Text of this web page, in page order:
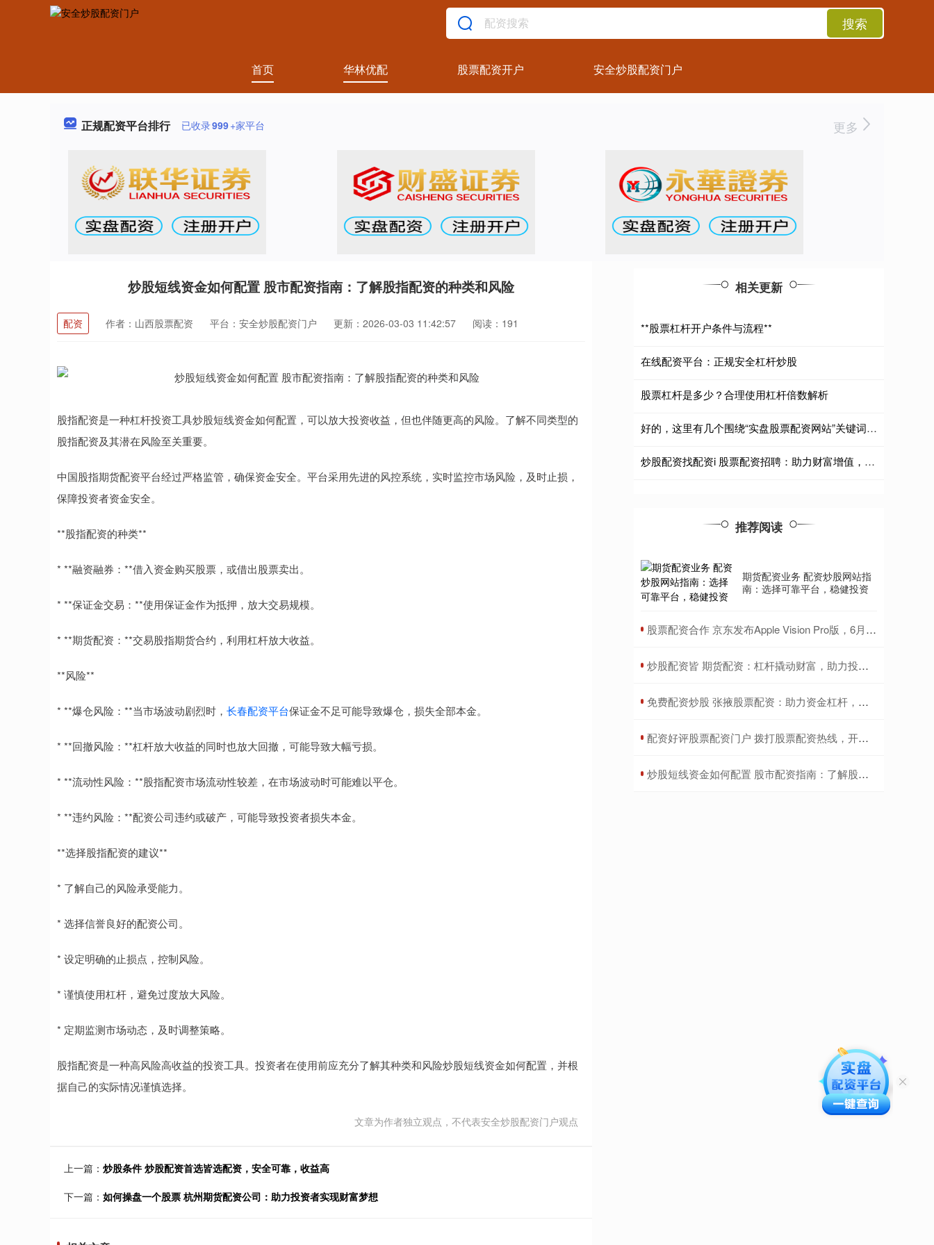
搜索
首页 华林优配 股票配资开户 安全炒股配资门户
正规配资平台排行 已收录999+家平台 更多
炒股短线资金如何配置 股市配资指南：了解股指配资的种类和风险
配资 作者：山西股票配资 平台：安全炒股配资门户 更新：2026-03-03 11:42:57 阅读：191
股指配资是一种杠杆投资工具炒股短线资金如何配置，可以放大投资收益，但也伴随更高的风险。了解不同类型的
股指配资及其潜在风险至关重要。
中国股指期货配资平台经过严格监管，确保资金安全。平台采用先进的风控系统，实时监控市场风险，及时止损，
保障投资者资金安全。
**股指配资的种类**
* **融资融券：**借入资金购买股票，或借出股票卖出。
* **保证金交易：**使用保证金作为抵押，放大交易规模。
* **期货配资：**交易股指期货合约，利用杠杆放大收益。
**风险**
* **爆仓风险：**当市场波动剧烈时， 长春配资平台保证金不足可能导致爆仓，损失全部本金。
* **回撤风险：**杠杆放大收益的同时也放大回撤，可能导致大幅亏损。
* **流动性风险：**股指配资市场流动性较差，在市场波动时可能难以平仓。
* **违约风险：**配资公司违约或破产，可能导致投资者损失本金。
**选择股指配资的建议**
* 了解自己的风险承受能力。
* 选择信誉良好的配资公司。
* 设定明确的止损点，控制风险。
* 谨慎使用杠杆，避免过度放大风险。
* 定期监测市场动态，及时调整策略。
股指配资是一种高风险高收益的投资工具。投资者在使用前应充分了解其种类和风险炒股短线资金如何配置，并根
据自己的实际情况谨慎选择。
文章为作者独立观点，不代表安全炒股配资门户观点
上一篇： 炒股条件 炒股配资首选皆选配资，安全可靠，收益高
下一篇： 如何操盘一个股票 杭州期货配资公司：助力投资者实现财富梦想
相关更新
**股票杠杆开户条件与流程**
在线配资平台：正规安全杠杆炒股
股票杠杆是多少？合理使用杠杆倍数解析
好的，这里有几个围绕“实盘股票配资网站”关键词、适合SEO收录的标题，供您选择：
炒股配资找配资i 股票配资招聘：助力财富增值，成就投资梦想
推荐阅读
期货配资业务 配资炒股网站指
南：选择可靠平台，稳健投资
​股票配资合作 京东发布Apple Vision Pro版，6月28日正式上市
​炒股配资皆 期货配资：杠杆撬动财富，助力投资新格局
​免费配资炒股 张掖股票配资：助力资金杠杆，投资更轻松
​配资好评股票配资门户 拨打股票配资热线，开启财富新篇章
​炒股短线资金如何配置 股市配资指南：了解股指配资的种类和风险